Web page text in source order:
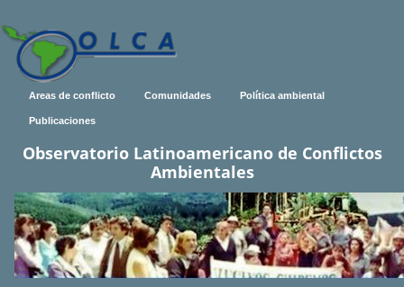
Areas de conflicto Comunidades Política ambiental
Publicaciones
Observatorio Latinoamericano de Conflictos
Ambientales